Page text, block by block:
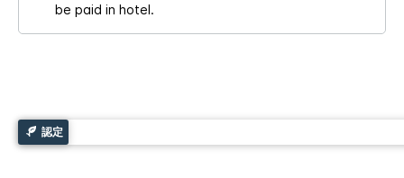
be paid in hotel.
認定